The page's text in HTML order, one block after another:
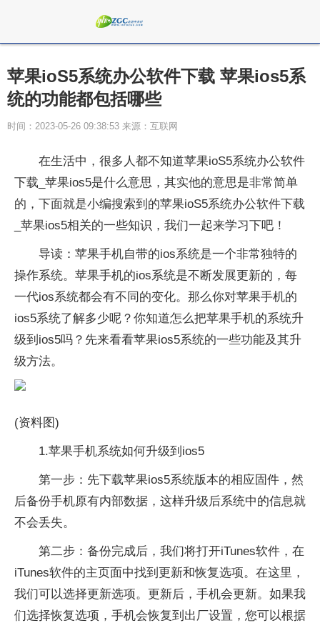
苹果ioS5系统办公软件下载 苹果ios5系
统的功能都包括哪些
时间：2023-05-26 09:38:53 来源：互联网
在生活中，很多人都不知道苹果ioS5系统办公软件
下载_苹果ios5是什么意思，其实他的意思是非常简单
的，下面就是小编搜索到的苹果ioS5系统办公软件下载
_苹果ios5相关的一些知识，我们一起来学习下吧！
导读：苹果手机自带的ios系统是一个非常独特的
操作系统。苹果手机的ios系统是不断发展更新的，每
一代ios系统都会有不同的变化。那么你对苹果手机的
ios5系统了解多少呢？你知道怎么把苹果手机的系统升
级到ios5吗？先来看看苹果ios5系统的一些功能及其升
级方法。
(资料图)
1.苹果手机系统如何升级到ios5
第一步：先下载苹果ios5系统版本的相应固件，然
后备份手机原有内部数据，这样升级后系统中的信息就
不会丢失。
第二步：备份完成后，我们将打开iTunes软件，在
iTunes软件的主页面中找到更新和恢复选项。在这里，
我们可以选择更新选项。更新后，手机会更新。如果我
们选择恢复选项，手机会恢复到出厂设置，您可以根据